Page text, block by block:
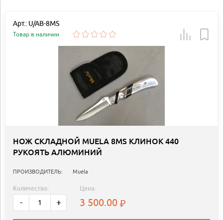
Арт.: U/AB-8MS
Товар в наличии
НОЖ СКЛАДНОЙ MUELA 8MS КЛИНОК 440
РУКОЯТЬ АЛЮМИНИЙ
ПРОИЗВОДИТЕЛЬ: Muela
Количество:
- +
Цена:
3 500.00